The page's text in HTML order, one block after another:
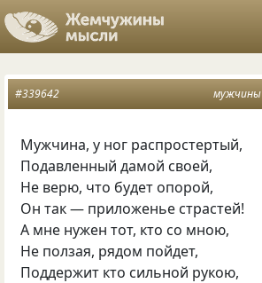
мужчины
#339642
Мужчина, у ног распростертый,
Подавленный дамой своей,
Не верю, что будет опорой,
Он так — приложенье страстей!
А мне нужен тот, кто со мною,
Не ползая, рядом пойдет,
Поддержит кто сильной рукою,